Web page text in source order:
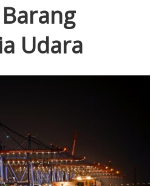
Udara